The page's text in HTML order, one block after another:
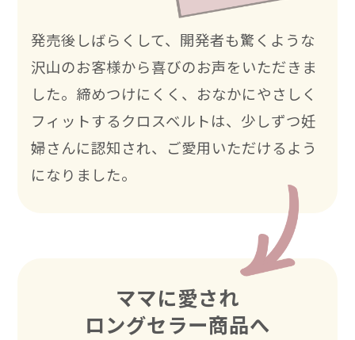
発売後しばらくして、開発者も驚くような
沢山のお客様から喜びのお声をいただきま
した。締めつけにくく、おなかにやさしく
フィットするクロスベルトは、少しずつ妊
婦さんに認知され、ご愛用いただけるよう
になりました。
ママに愛され
ロングセラー商品へ